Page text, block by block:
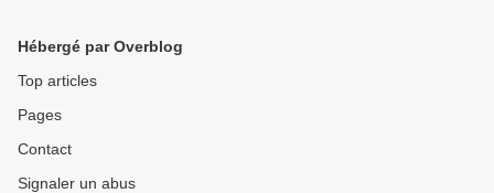
Hébergé par Overblog
Top articles
Pages
Contact
Signaler un abus